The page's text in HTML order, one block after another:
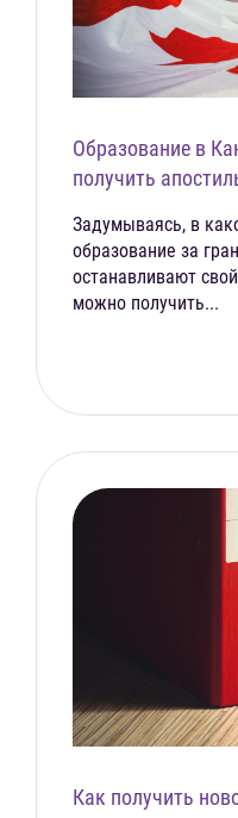
Образование в
получить
Задумываясь, в
образование за
останавливают
можно получить...
Как получить